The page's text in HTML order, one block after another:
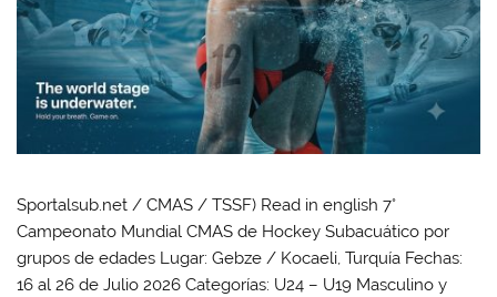
Sportalsub.net / CMAS / TSSF) Read in english 7°
Campeonato Mundial CMAS de Hockey Subacuático por
grupos de edades Lugar: Gebze / Kocaeli, Turquía Fechas:
16 al 26 de Julio 2026 Categorías: U24 – U19 Masculino y